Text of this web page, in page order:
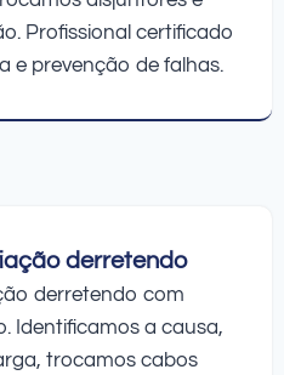
Profissional certificado
e prevenção de falhas.
derretendo
derretendo com
Identificamos a causa,
trocamos cabos